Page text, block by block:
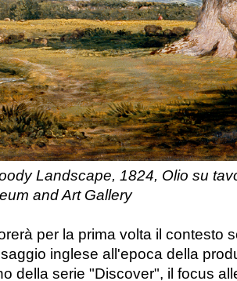
Landscape, 1824, Olio su
and Art Gallery
per la prima volta il contesto
inglese all'epoca della
della serie "Discover", il focus